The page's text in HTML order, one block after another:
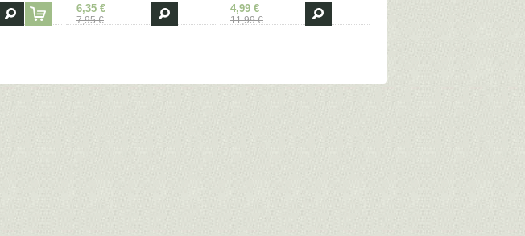
6,35 €
7,95 €
4,99 €
11,99 €